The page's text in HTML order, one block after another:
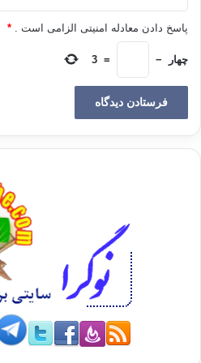
اسلام دینی است که عفت و امنیت را
قرار داده است.
مگر نه این است که از بین بردن جان و
با شرک دانسته است؟ مگر در ردیف
«و کسانی که به جز
خداوند خدای دیگری
به حق نمی‌کشند، و زنا
عقوبت گناه را خواهد
پس هر گاه که امت اسلامی به نبرد
شرک یا دومین کبیره یعنی قتل
همان راستا قلمداد کند. مبارزه
پاسخ دادن معادله امنیتی الزامی است . *
چهار −
=
3